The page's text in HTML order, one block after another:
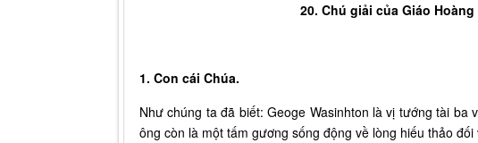
20. Chú giải của Giáo
1. Con cái Chúa.
Như chúng ta đã biết: Geoge Wasinhton là vị tướng tài
ông còn là một tấm gương sống động về lòng hiếu thảo